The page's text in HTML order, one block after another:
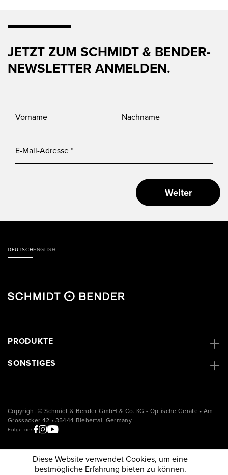
DEUTSCHENGLISH
PRODUKTE
SONSTIGES
JETZT ZUM SCHMIDT & BENDER-
NEWSLETTER ANMELDEN.
Weiter
Copyright © Schmidt & Bender GmbH & Co. KG - Optische Geräte • Am
Grossacker 42 • 35444 Biebertal, Germany
Folge uns
Diese Website verwendet Cookies, um eine
bestmögliche Erfahrung bieten zu können.